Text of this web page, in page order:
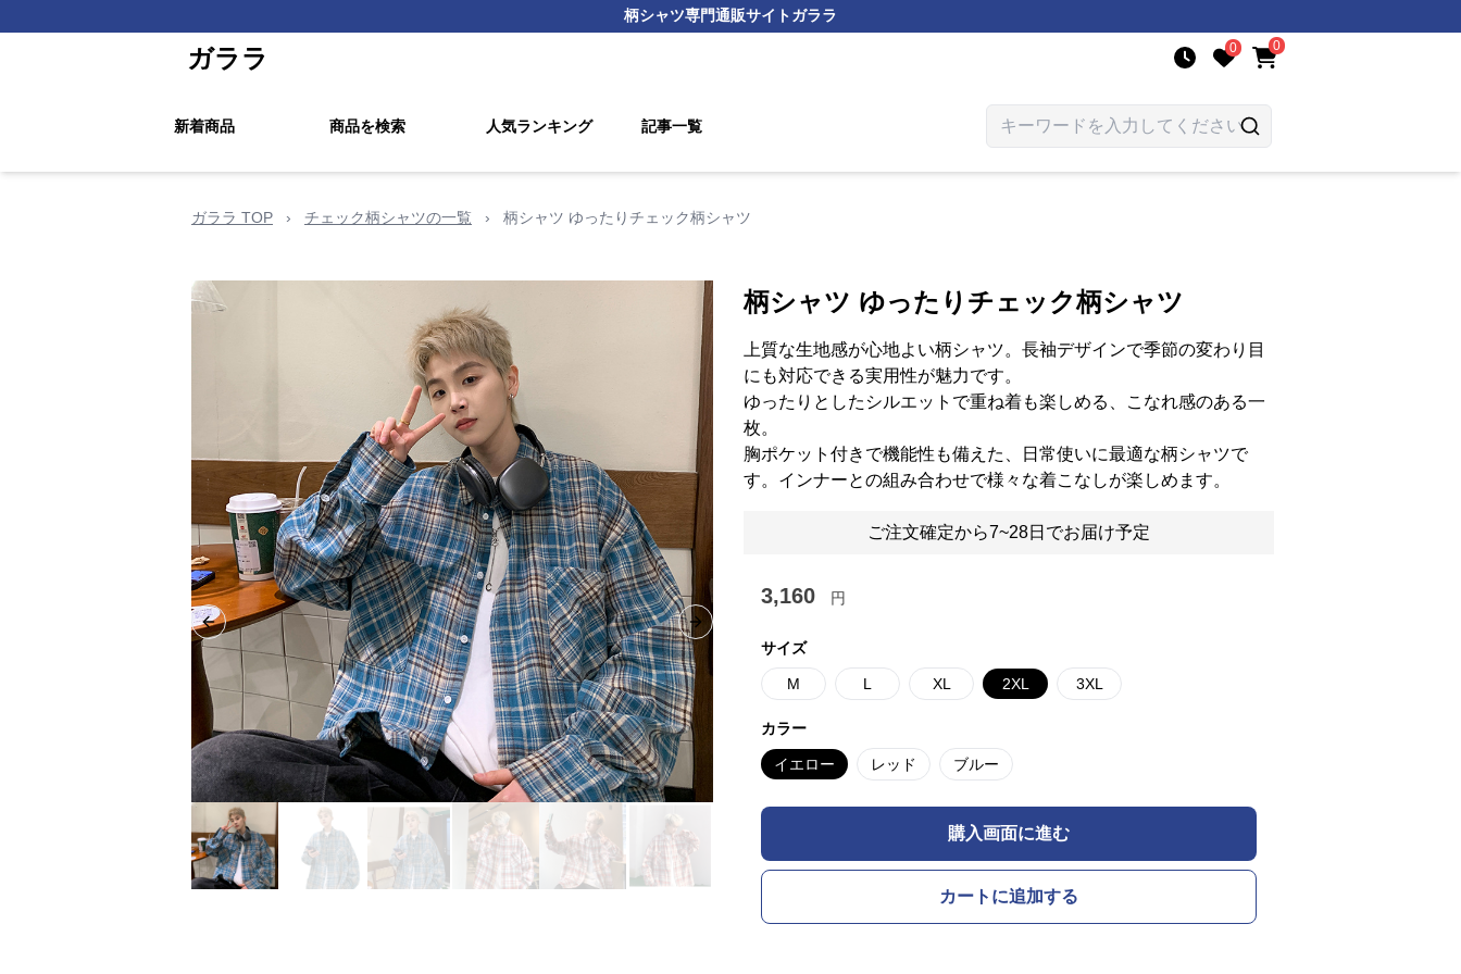
柄シャツ専門通販サイトガララ
ガララ 0 0
新着商品 商品を検索 人気ランキング 記事一覧
ガララ TOP › チェック柄シャツの一覧 › 柄シャツ ゆったりチェック柄シャツ
Previous slide Next slide
柄シャツ ゆったりチェック柄シャツ
上質な生地感が心地よい柄シャツ。長袖デザインで季節の変わり目
にも対応できる実用性が魅力です。
ゆったりとしたシルエットで重ね着も楽しめる、こなれ感のある一
枚。
胸ポケット付きで機能性も備えた、日常使いに最適な柄シャツで
す。インナーとの組み合わせで様々な着こなしが楽しめます。
ご注文確定から7~28日でお届け予定
3,160 円
サイズ
M L XL 2XL 3XL
カラー
イエロー レッド ブルー
購入画面に進む
カートに追加する